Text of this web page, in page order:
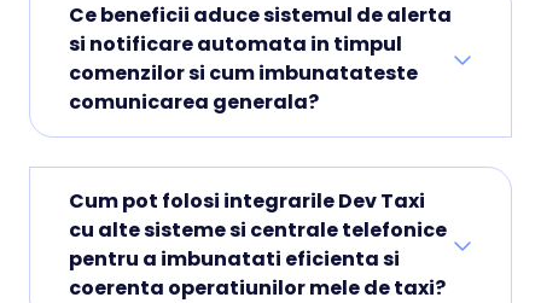
Ce beneficii aduce sistemul de alerta
si notificare automata in timpul
comenzilor si cum imbunatateste
comunicarea generala?
Cum pot folosi integrarile Dev Taxi
cu alte sisteme si centrale telefonice
pentru a imbunatati eficienta si
coerenta operatiunilor mele de taxi?